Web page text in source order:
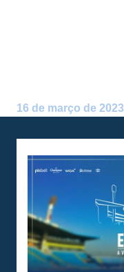
16 de março de 2023